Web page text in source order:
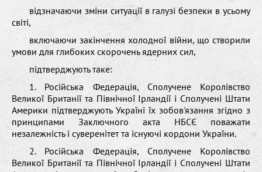
відзначаючи зміни ситуації в галузі безпеки в усьому
світі,
включаючи закінчення холодної війни, що створили
умови для глибоких скорочень ядерних сил,
підтверджують таке:
1. Російська Федерація, Сполучене Королівство
Великої Британії та Північної Ірландії і Сполучені Штати
Америки підтверджують Україні їх зобов'язання згідно з
принципами Заключного акта НБСЄ поважати
незалежність і суверенітет та існуючі кордони України.
2. Російська Федерація, Сполучене Королівство
Великої Британії та Північної Ірландії і Сполучені Штати